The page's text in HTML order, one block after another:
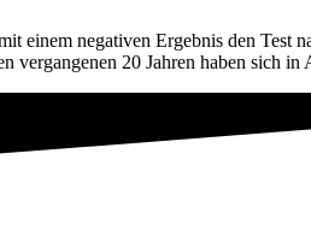
einem negativen Ergebnis den Test
20 Jahren haben sich